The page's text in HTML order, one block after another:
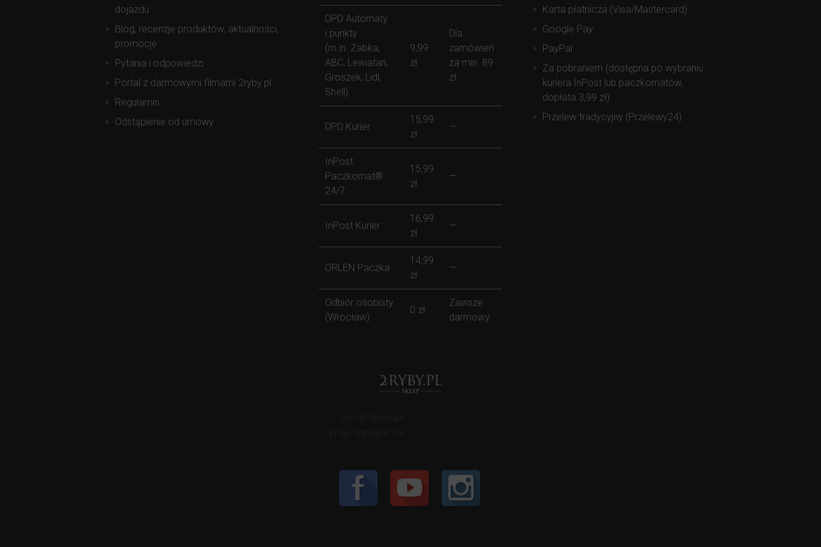
dojazdu
Blog, recenzje produktów, aktualności,
promocje
Pytania i odpowiedzi
Portal z darmowymi filmami 2ryby.pl
Regulamin
Odstąpienie od umowy
DPD Automaty
i punkty
(m.in. Żabka,
ABC, Lewiatan,
Groszek, Lidl,
Shell)
9,99
zł
Dla
zamówień
za min. 89
zł
DPD Kurier
15,99
zł
—
InPost
Paczkomat®
24/7
15,99
zł
—
InPost Kurier
16,99
zł
—
ORLEN Paczka
14,99
zł
—
Odbiór osobisty
(Wrocław)
0 zł
Zawsze
darmowy
Karta płatnicza (Visa/Mastercard)
Google Pay
PayPal
Za pobraniem (dostępna po wybraniu
kuriera InPost lub paczkomatów,
dopłata 3,99 zł)
Przelew tradycyjny (Przelewy24)